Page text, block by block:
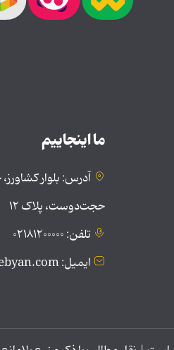
ما اینجاییم
آدرس: بلوار
حجت‌دوست، پلاک ۱۲
تلفن: ۰۲۱۸۱۲۰۰۰۰۰
ایمیل: public@tebyan.com